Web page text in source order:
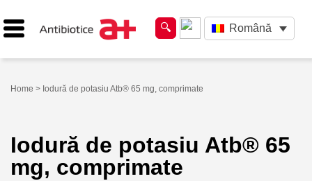
Română
Home > Iodură de potasiu Atb® 65 mg, comprimate
Iodură de potasiu Atb® 65
mg, comprimate